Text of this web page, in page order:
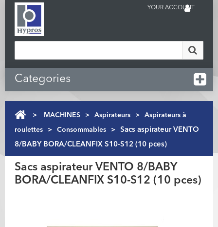
YOUR ACCOUNT
Categories
> MACHINES > Aspirateurs > Aspirateurs à
roulettes > Consommables >
Sacs aspirateur VENTO
8/BABY BORA/CLEANFIX S10-S12 (10 pces)
Sacs aspirateur VENTO 8/BABY
BORA/CLEANFIX S10-S12 (10 pces)